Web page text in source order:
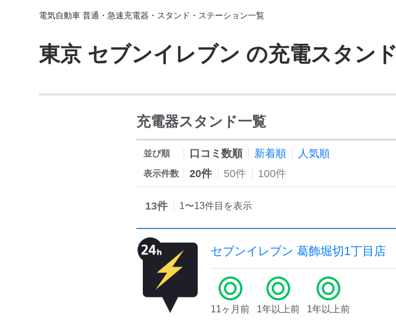
電気自動車 普通・急速充電器・スタンド・ステーション一覧
東京 セブンイレブン の充電スタンド
充電器スタンド一覧
並び順 口コミ数順 新着順 人気順
表示件数 20件 50件 100件
13件 1〜13件目を表示
セブンイレブン 葛飾堀切1丁目店
11ヶ月前 1年以上前 1年以上前